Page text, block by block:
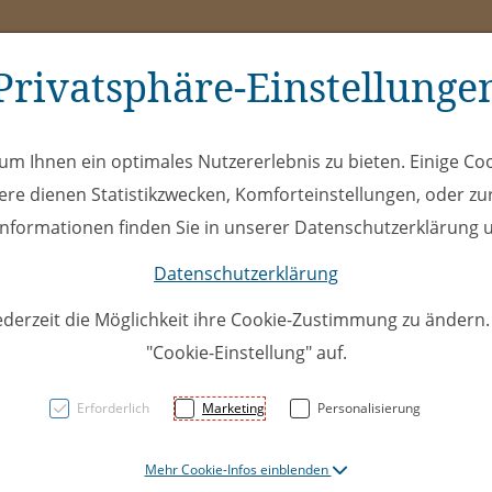
ÖEL Club
U14A
Ihnen ein optimales Nutzererlebnis zu bieten. Einige
dienen Statistikzwecken, Komforteinstellungen, oder
finden Sie in unserer Datenschutzerklärung
Datenschutzerklärung
die Möglichkeit ihre Cookie-Zustimmung zu
"Cookie-Einstellung" auf.
Erforderlich Marketing Personalisierung
Mehr Cookie-Infos einblenden